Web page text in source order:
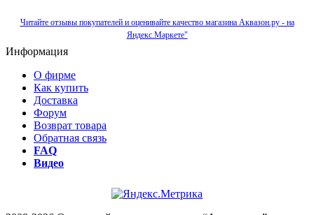
Читайте отзывы покупателей и оценивайте качество магазина Аквазон.ру - на
Яндекс.Маркете"
Информация
О фирме
Как купить
Доставка
Форум
Возврат товара
Обратная связь
FAQ
Видео